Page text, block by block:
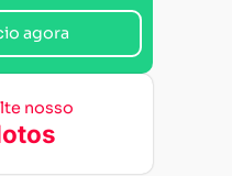
agora
nosso